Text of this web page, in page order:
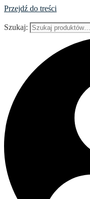
Przejdź do treści
Szukaj: